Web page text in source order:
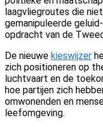
laagvliegroutes die
gemanipuleerde
opdracht van de
De nieuwe kieswijzer
zich positioneren op
luchtvaart en de
hoe partijen zich
omwonenden en
leefomgeving.